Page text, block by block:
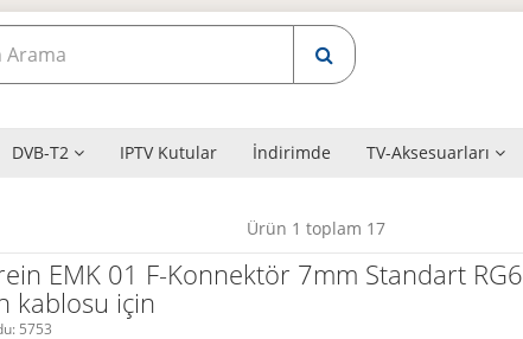
DVB-T2 IPTV Kutular İndirimde TV-Aksesuarları
Ürün 1 toplam 17
EMK 01 F-Konnektör 7mm Standart RG6
kablosu için
5753